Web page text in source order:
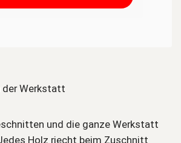
und die ganze Werkstatt
Holz riecht beim Zuschnitt